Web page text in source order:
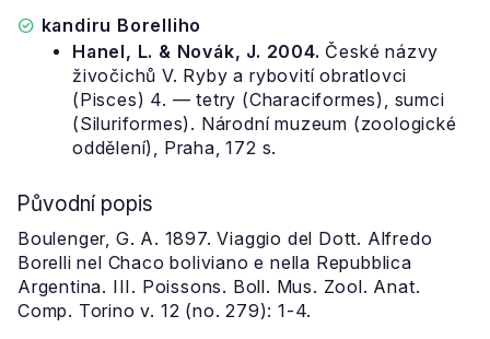
kandiru Borelliho
Hanel, L. & Novák, J. 2004. České názvy
živočichů V. Ryby a rybovití obratlovci
(Pisces) 4. — tetry (Characiformes), sumci
(Siluriformes). Národní muzeum (zoologické
oddělení), Praha, 172 s.
Původní popis
Boulenger, G. A. 1897. Viaggio del Dott. Alfredo
Borelli nel Chaco boliviano e nella Repubblica
Argentina. III. Poissons. Boll. Mus. Zool. Anat.
Comp. Torino v. 12 (no. 279): 1-4.